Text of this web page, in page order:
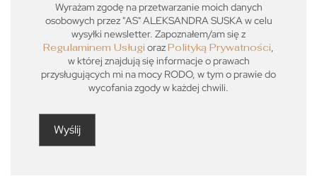
Wyrażam zgodę na przetwarzanie moich danych
osobowych przez "AS" ALEKSANDRA SUSKA w celu
wysyłki newsletter. Zapoznałem/am się z
Regulaminem Usługi orazPolityką Prywatności,
w której znajdują się informacje o prawach
przysługujących mi na mocy RODO, w tym o prawie do
wycofania zgody w każdej chwili.